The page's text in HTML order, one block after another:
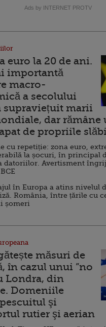
Ads by INTERNET PROTV
euro la 20 de ani.
importantă
macro-
a secolului
supraviețuit marii
dar rămâne
de propriile
cu repetiție: zona euro,
la șocuri, în principal
datoriilor. Avertisment
în Europa a atins nivelul
România, între țările cu
șomeri
măsuri de
în cazul unui ”no
Londra, din
Domeniile
şi
rutier şi aerian